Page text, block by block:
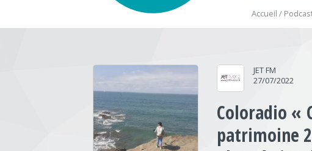
Accueil /
JET FM
27/07/2022
Coloradio «
patrimoine